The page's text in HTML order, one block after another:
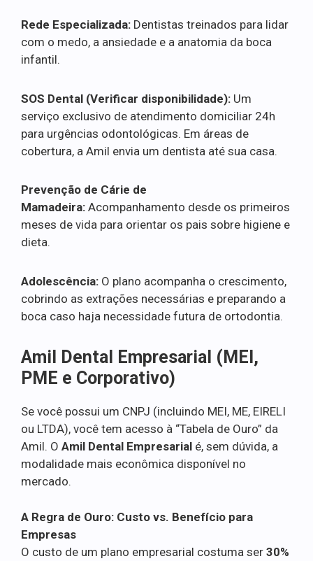
Rede Especializada: Dentistas treinados para lidar
com o medo, a ansiedade e a anatomia da boca
infantil.
SOS Dental (Verificar disponibilidade): Um
serviço exclusivo de atendimento domiciliar 24h
para urgências odontológicas. Em áreas de
cobertura, a Amil envia um dentista até sua casa.
Prevenção de Cárie de
Mamadeira: Acompanhamento desde os primeiros
meses de vida para orientar os pais sobre higiene e
dieta.
Adolescência: O plano acompanha o crescimento,
cobrindo as extrações necessárias e preparando a
boca caso haja necessidade futura de ortodontia.
Amil Dental Empresarial (MEI,
PME e Corporativo)
Se você possui um CNPJ (incluindo MEI, ME, EIRELI
ou LTDA), você tem acesso à “Tabela de Ouro” da
Amil. O Amil Dental Empresarial é, sem dúvida, a
modalidade mais econômica disponível no
mercado.
A Regra de Ouro: Custo vs. Benefício para
Empresas
O custo de um plano empresarial costuma ser 30%